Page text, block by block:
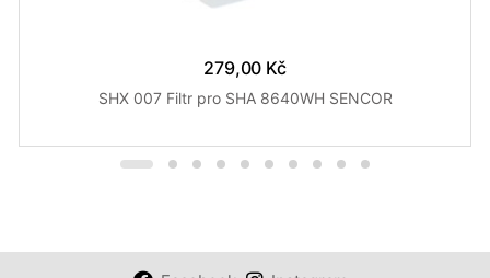
279,00 Kč
SHX 007 Filtr pro SHA 8640WH SENCOR